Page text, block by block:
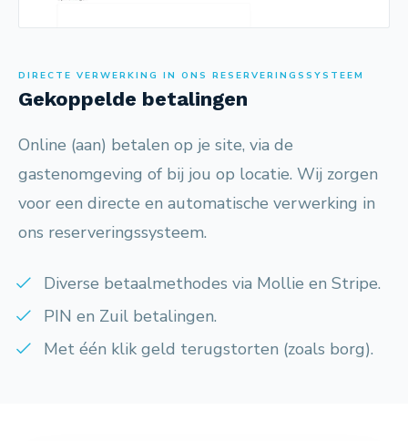
DIRECTE VERWERKING IN ONS RESERVERINGSSYSTEEM
Gekoppelde betalingen
Online (aan) betalen op je site, via de
gastenomgeving of bij jou op locatie. Wij zorgen
voor een directe en automatische verwerking in
ons reserveringssysteem.
Diverse betaalmethodes via Mollie en Stripe.
PIN en Zuil betalingen.
Met één klik geld terugstorten (zoals borg).